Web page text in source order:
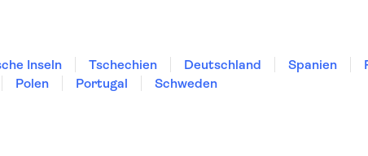
Inseln Tschechien Deutschland Spanien
Polen Portugal
Schweden